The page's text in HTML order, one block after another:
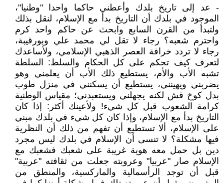
- عد إلى تاريخ بلدك وأعطني حاكما واحدا "وطنيا"،
الموجود في بلدك أن التاريخ بدأ مع الإسلام، لنقل بذلك
ولتبدأ من القرن السابع وابحث عن حاكم واحد كرم
واحترم شعبه؟ رجاء لا تقل لي محمد علي وبورقيبة،
رجاء لا تردد خرافة العصر الذهبي الإسلامي، ولأساعدك
لتعرف كيف تحكم على كل الحكام والسلط: السلطة
تشبه الأب والأم، يستطيع ذلك الأب أن يعلمني وهو
يضربني ويهينني، يستطيع أن يسكنني في منزل طوب
بدل كوخ قش لكنه يجهلني ويستعبدني؛ مقياس الوطنية
كرامة الشعوب قبل كل شيء! ولأعينك أكثر: إذا كان
التاريخ بدأ مع الإسلام، وإذا كان كل شيء في بلدك مبني
على الإسلام، ألا تستطيع أن تفهم من ذلك أن النظرية
فيها مشكلة؟ لا تنسى أن الإسلام في بلدك ليس مجرد
دين بل حمل معه هوية غريبة على شعبك فشعبك مع
الإسلام صار "عربيا" وعروبته جعلت من ثقافته "عربية"
قبل أن توجد الرأسمالية والماركسية، والمنطق من